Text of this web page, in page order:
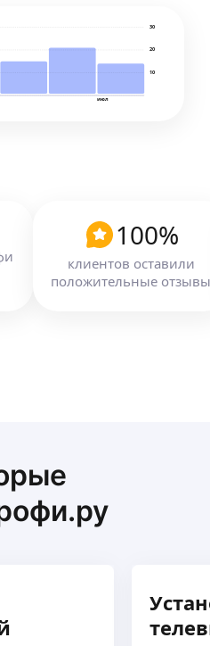
10
20
30
июл
100%
клиентов оставили
положительные отзывы